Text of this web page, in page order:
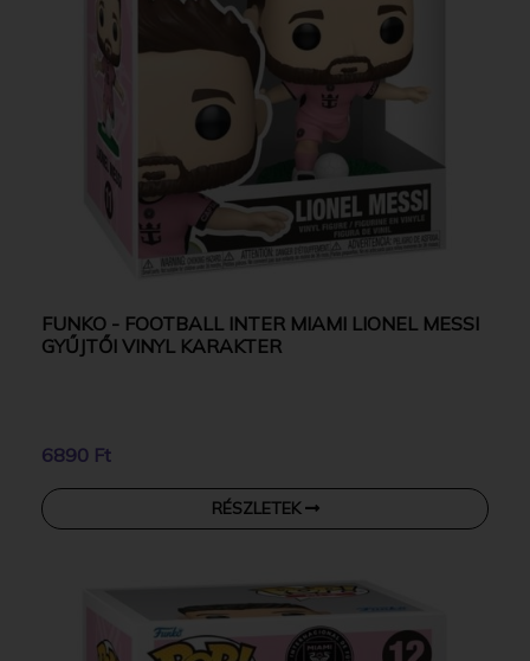
FUNKO - FOOTBALL INTER MIAMI LIONEL MESSI
GYŰJTŐI VINYL KARAKTER
6890 Ft
RÉSZLETEK